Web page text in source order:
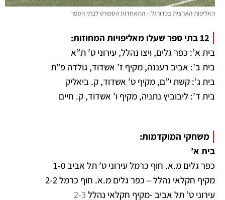
האליפות הארצית בכדורגל – התאחדות הספורט לבתי הספר
| 12 בתי ספר שעלו מאליפויות המחוזות:
בית א’: כפר גלים, ויצו נהלל, עירוני ט’ ת”א
בית ב’: אביב רעננה, מקיף ז’ אשדוד, גולדה פ”ת
בית ג’: קשת י”ם, מקיף ט’ אשדוד, ק. ביאליק
בית ד’: ליבוביץ נתניה, מקיף ו’ אשדוד, ק. חיים
| משחקי המוקדמות:
בית א’
כפר גלים מ.א. חוף כרמל עירוני ט’ תל אביב 1-0
מקיף חקלאי נהלל – כפר גלים מ.א. חוף כרמל 2-2
עירוני ט’ תל אביב -מקיף חקלאי נהלל